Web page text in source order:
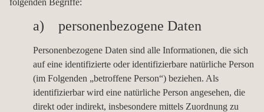
a) personenbezogene Daten
Personenbezogene Daten sind alle Informationen, die sich
auf eine identifizierte oder identifizierbare natürliche Person
(im Folgenden „betroffene Person“) beziehen. Als
identifizierbar wird eine natürliche Person angesehen, die
direkt oder indirekt, insbesondere mittels Zuordnung zu